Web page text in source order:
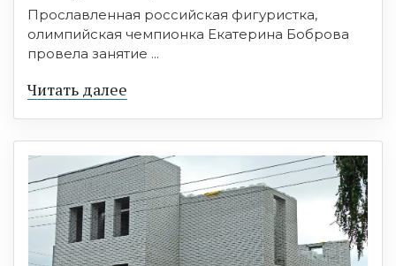
Прославленная российская фигуристка,
олимпийская чемпионка Екатерина Боброва
провела занятие ...
Читать далее